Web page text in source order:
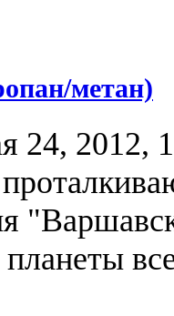
метан)
24, 2012,